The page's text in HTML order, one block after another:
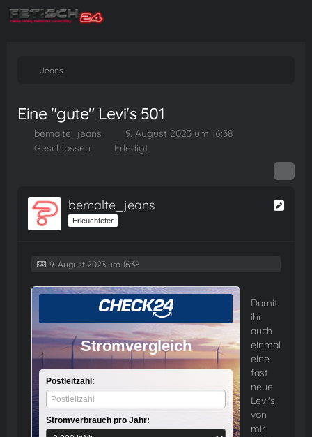
Jeans
Eine "gute" Levi's 501
bemalte_jeans
9. August 2023 um 16:38
Geschlossen
Erledigt
bemalte_jeans
Erleuchteter
9. August 2023 um 16:38
Stromvergleich
Postleitzahl:
Stromverbrauch pro Jahr:
Damit
ihr
auch
einmal
eine
fast
neue
Levi's
von
mir